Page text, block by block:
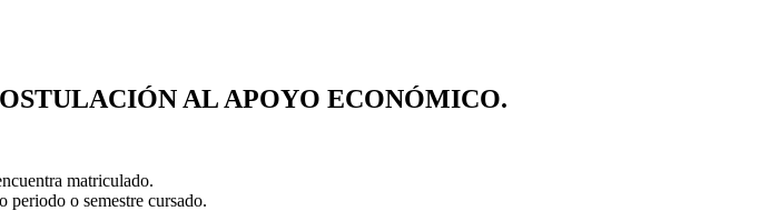
AL APOYO ECONÓMICO.
matriculado.
periodo o semestre cursado.